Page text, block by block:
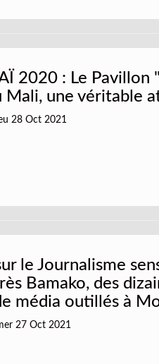
2020 : Le Pavillon
Mali, une véritable
28 Oct 2021
le Journalisme
Bamako, des
média outillés à
27 Oct 2021